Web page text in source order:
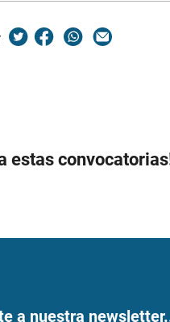
estas
a nuestra